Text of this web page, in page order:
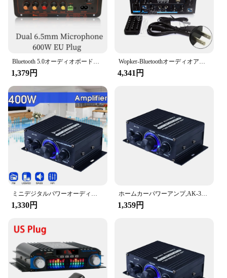
Bluetooth 5.0オーディオボードアンプ,サブウーファー,デュアルマイク,サンプルモジュール,メディアプレーヤー,600W, 12v,24v,220v,d300
1,379円
Wopker-Bluetoothオーディオアンプ,hifiアンプ,カラオケ,音楽プレーヤーサポート,最大2.0チャンネル,定格70w 70w,110v,220v,12v
4,341円
ミニデジタルパワーオーディオ,AK370-Bluetoothチャンネル,ステレオミュージック,サブウーファー,スピーカー2.0 W, 200W, 200W
1,330円
ホームカーパワーアンプ,AK-380, 800W, 2チャンネル,Bluetooth 5.0,オーディオ,デジタル,fm,USB,リモコン,hifi,ステレオサブウーファー
1,359円